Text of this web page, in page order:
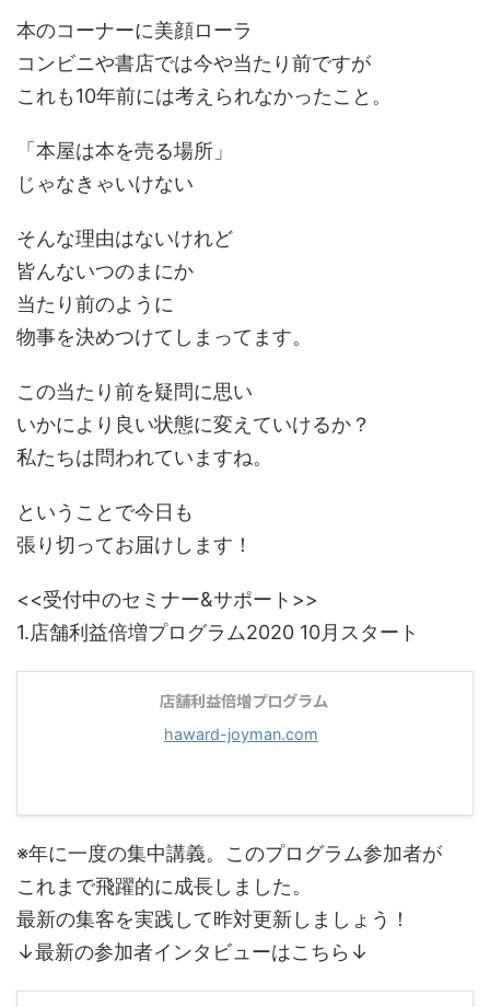
本のコーナーに美顔ローラ
コンビニや書店では今や当たり前ですが
これも10年前には考えられなかったこと。
「本屋は本を売る場所」
じゃなきゃいけない
そんな理由はないけれど
皆んないつのまにか
当たり前のように
物事を決めつけてしまってます。
この当たり前を疑問に思い
いかにより良い状態に変えていけるか？
私たちは問われていますね。
ということで今日も
張り切ってお届けします！
<<受付中のセミナー&サポート>>
1.店舗利益倍増プログラム2020 10月スタート
店舗利益倍増プログラム
haward-joyman.com
※年に一度の集中講義。このプログラム参加者が
これまで飛躍的に成長しました。
最新の集客を実践して昨対更新しましょう！
↓最新の参加者インタビューはこちら↓